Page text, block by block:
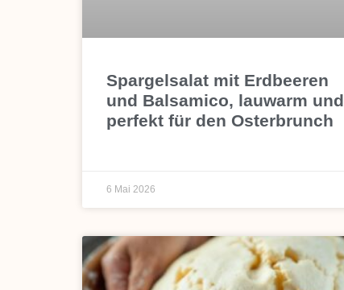
Spargelsalat mit Erdbeeren
und Balsamico, lauwarm und
perfekt für den Osterbrunch
6 Mai 2026